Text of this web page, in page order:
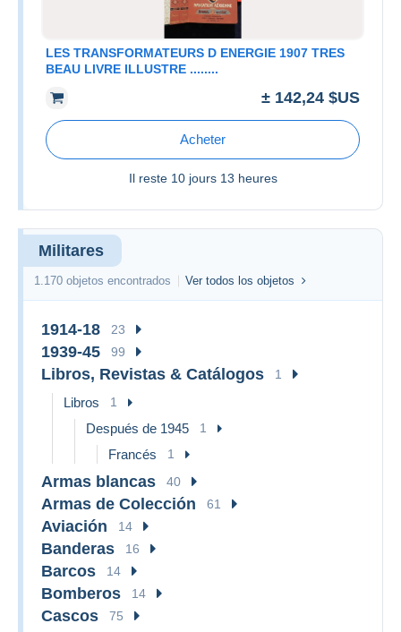
LES TRANSFORMATEURS D ENERGIE 1907 TRES
BEAU LIVRE ILLUSTRE ........
± 142,24 $US
Acheter
Il reste 10 jours 13 heures
Militares
1.170 objetos encontrados Ver todos los objetos
1914-18 23
1939-45 99
Libros, Revistas & Catálogos 1
Libros 1
Después de 1945 1
Francés 1
Armas blancas 40
Armas de Colección 61
Aviación 14
Banderas 16
Barcos 14
Bomberos 14
Cascos 75